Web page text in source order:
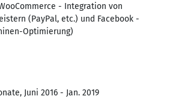
- Integration von
(PayPal, etc.) und Facebook -
Optimierung)
Juni 2016 - Jan. 2019